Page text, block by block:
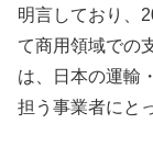
明言しており、
て商用領域での
は、日本の運輸
担う事業者にと